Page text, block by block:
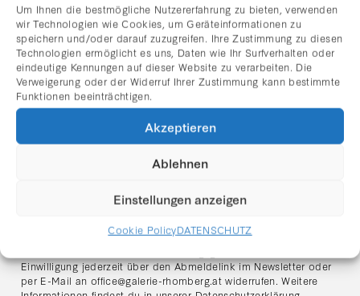
Um Ihnen die bestmögliche Nutzererfahrung zu bieten, verwenden
wir Technologien wie Cookies, um Geräteinformationen zu
speichern und/oder darauf zuzugreifen. Ihre Zustimmung zu diesen
Technologien ermöglicht es uns, Daten wie Ihr Surfverhalten oder
eindeutige Kennungen auf dieser Website zu verarbeiten. Die
Verweigerung oder der Widerruf Ihrer Zustimmung kann bestimmte
Funktionen beeinträchtigen.
Akzeptieren
Ablehnen
Einstellungen anzeigen
Cookie PolicyDATENSCHUTZ
Nachname
E-Mail Adresse:
Ich habe die Datenschutzerklärung gelesen und stimme
Ich stimme zu, dass meine angegebenen Daten zum Zweck des
Newsletter-Versands verarbeitet werden. Der Versand erfolgt
werden ausschließlich für den Versand des Newsletters
Einwilligung jederzeit über den Abmeldelink im Newsletter oder
per E-Mail an office@galerie-rhomberg.atwiderrufen. Weitere